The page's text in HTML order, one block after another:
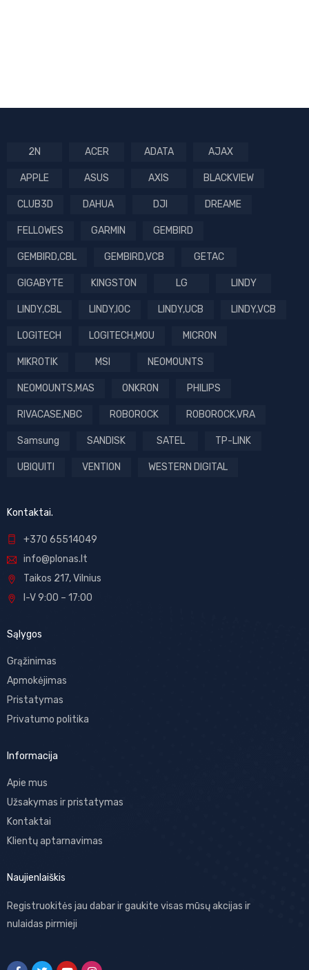
2N ACER ADATA AJAX
APPLE ASUS AXIS BLACKVIEW
CLUB3D DAHUA DJI DREAME
FELLOWES GARMIN GEMBIRD
GEMBIRD,CBL GEMBIRD,VCB GETAC
GIGABYTE KINGSTON LG LINDY
LINDY,CBL LINDY,IOC LINDY,UCB LINDY,VCB
LOGITECH LOGITECH,MOU MICRON
MIKROTIK MSI NEOMOUNTS
NEOMOUNTS,MAS ONKRON PHILIPS
RIVACASE,NBC ROBOROCK ROBOROCK,VRA
Samsung SANDISK SATEL TP-LINK
UBIQUITI VENTION WESTERN DIGITAL
Kontaktai.
+370 65514049
info@plonas.lt
Taikos 217, Vilnius
I-V 9:00 – 17:00
Sąlygos
Grąžinimas
Apmokėjimas
Pristatymas
Privatumo politika
Informacija
Apie mus
Užsakymas ir pristatymas
Kontaktai
Klientų aptarnavimas
Naujienlaiškis
Registruokitės jau dabar ir gaukite visas mūsų akcijas ir
nulaidas pirmieji